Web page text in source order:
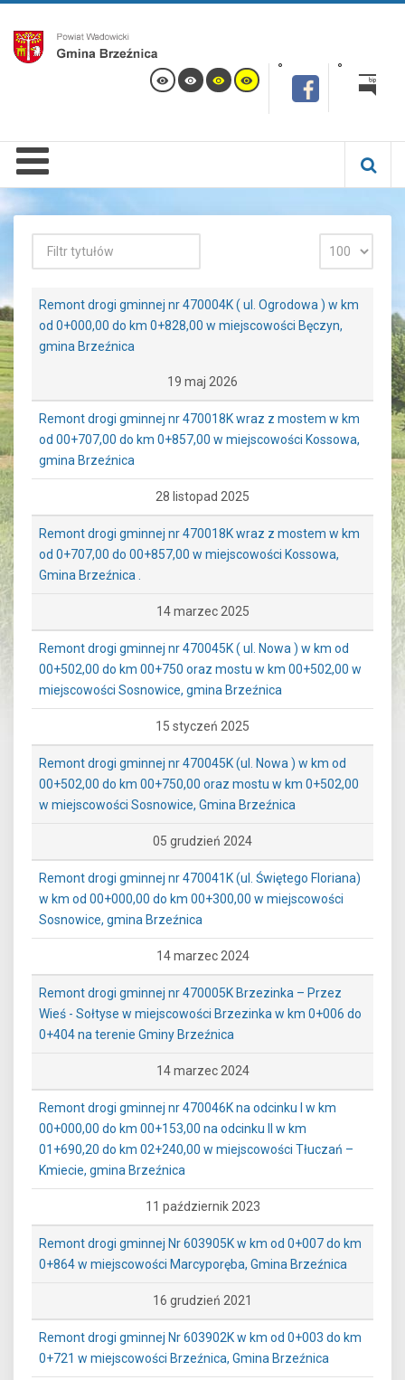
Remont drogi gminnej nr 470004K ( ul. Ogrodowa ) w km
od 0+000,00 do km 0+828,00 w miejscowości Bęczyn,
gmina Brzeźnica
19 maj 2026
Remont drogi gminnej nr 470018K wraz z mostem w km
od 00+707,00 do km 0+857,00 w miejscowości Kossowa,
gmina Brzeźnica
28 listopad 2025
Remont drogi gminnej nr 470018K wraz z mostem w km
od 0+707,00 do 00+857,00 w miejscowości Kossowa,
Gmina Brzeźnica .
14 marzec 2025
Remont drogi gminnej nr 470045K ( ul. Nowa ) w km od
00+502,00 do km 00+750 oraz mostu w km 00+502,00 w
miejscowości Sosnowice, gmina Brzeźnica
15 styczeń 2025
Remont drogi gminnej nr 470045K (ul. Nowa ) w km od
00+502,00 do km 00+750,00 oraz mostu w km 0+502,00
w miejscowości Sosnowice, Gmina Brzeźnica
05 grudzień 2024
Remont drogi gminnej nr 470041K (ul. Świętego Floriana)
w km od 00+000,00 do km 00+300,00 w miejscowości
Sosnowice, gmina Brzeźnica
14 marzec 2024
Remont drogi gminnej nr 470005K Brzezinka – Przez
Wieś - Sołtyse w miejscowości Brzezinka w km 0+006 do
0+404 na terenie Gminy Brzeźnica
14 marzec 2024
Remont drogi gminnej nr 470046K na odcinku I w km
00+000,00 do km 00+153,00 na odcinku II w km
01+690,20 do km 02+240,00 w miejscowości Tłuczań –
Kmiecie, gmina Brzeźnica
11 październik 2023
Remont drogi gminnej Nr 603905K w km od 0+007 do km
0+864 w miejscowości Marcyporęba, Gmina Brzeźnica
16 grudzień 2021
Remont drogi gminnej Nr 603902K w km od 0+003 do km
0+721 w miejscowości Brzeźnica, Gmina Brzeźnica